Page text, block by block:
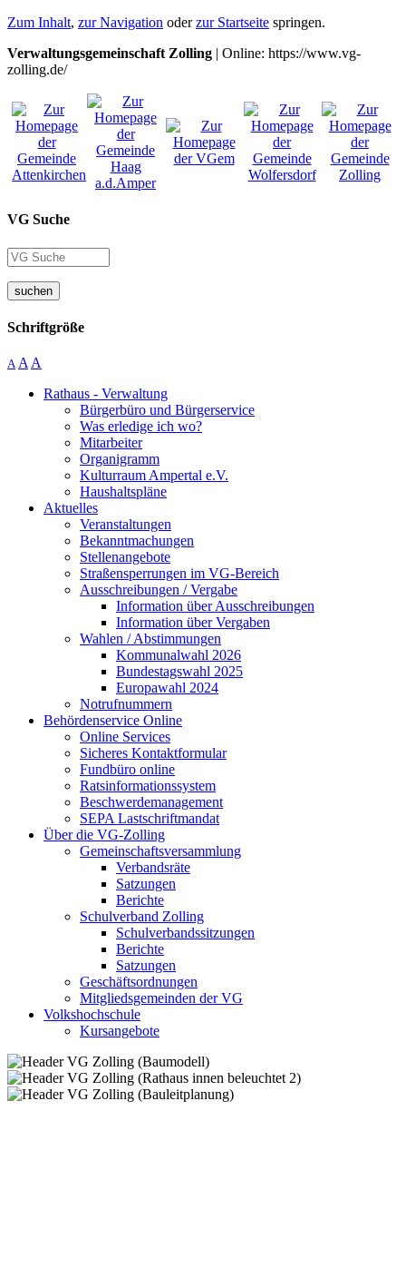
Zum Inhalt, zur Navigation oderzur Startseite springen.
Verwaltungsgemeinschaft Zolling | Online: https://www.vg-
zolling.de/
VG Suche
suchen
Schriftgröße
A A A
Rathaus - Verwaltung
Bürgerbüro und Bürgerservice
Was erledige ich wo?
Mitarbeiter
Organigramm
Kulturraum Ampertal e.V.
Haushaltspläne
Aktuelles
Veranstaltungen
Bekanntmachungen
Stellenangebote
Straßensperrungen im VG-Bereich
Ausschreibungen / Vergabe
Information über Ausschreibungen
Information über Vergaben
Wahlen / Abstimmungen
Kommunalwahl 2026
Bundestagswahl 2025
Europawahl 2024
Notrufnummern
Behördenservice Online
Online Services
Sicheres Kontaktformular
Fundbüro online
Ratsinformationssystem
Beschwerdemanagement
SEPA Lastschriftmandat
Über die VG-Zolling
Gemeinschaftsversammlung
Verbandsräte
Satzungen
Berichte
Schulverband Zolling
Schulverbandssitzungen
Berichte
Satzungen
Geschäftsordnungen
Mitgliedsgemeinden der VG
Volkshochschule
Kursangebote